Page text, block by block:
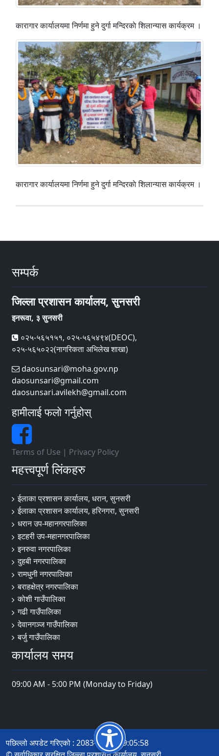
कारागार कार्यालयमा निर्णमा हुने दुर्गा मन्दिरकाे शिलान्यास कार्यक्रम ।
कारागार कार्यालयमा निर्णमा हुने दुर्गा मन्दिरकाे शिलान्यास कार्यक्रम ।
सम्पर्क
जिल्ला प्रशासन कार्यालय, सुनसरी
इनरूवा, ३ सुनसरी
०२५-५६५१५१, ०२५-५६५४९४(DEOC),
०२५-५६५०२२(नागरिकता अभिलेख शाखा)
daosunsari@moha.gov.np
daosunsari@gmail.com
daosunsari.avilekh@gmail.com
हामीलाई फलो गर्नुहोस्
Terms of Use | Privacy Policy
महत्त्वपूर्ण लिंकहरु
ईलाका प्रशासन कार्यालय, धरान, सुनसरी
ईलाका प्रशासन कार्यालय, हरिनगरा, सुनसरी
धरान उप-महानगरपालिका
इटहरी उप-महानगरपालिका
इनरुवा नगरपालिका
दुहबी नगरपालिका
रामधुनी नगरपालिका
बराहक्षेत्र नगरपालिका
कोशी गाउँपालिका
गढी गाउँपालिका
देवानगञ्ज गाउँपालिका
बर्जु गाउँपालिका
कार्यालय समय
09:00 AM - 5:00 PM (Monday to Friday)
पछिल्लो अपडेट गरिएको : 2083-04-19 19:05:58